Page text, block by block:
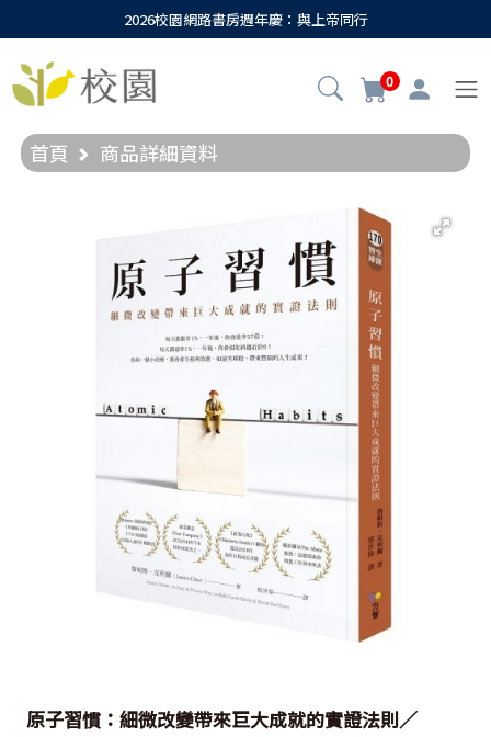
2026校園網路書房週年慶：與上帝同行
0
首頁 商品詳細資料
原子習慣：細微改變帶來巨大成就的實證法則／